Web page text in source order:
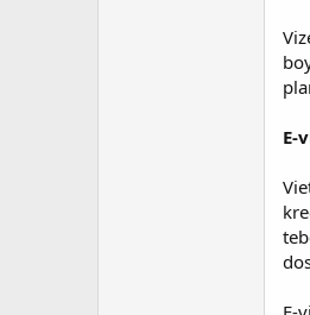
E-